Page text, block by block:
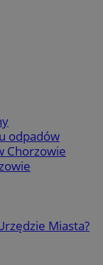
odpadów
Chorzowie
Miasta?